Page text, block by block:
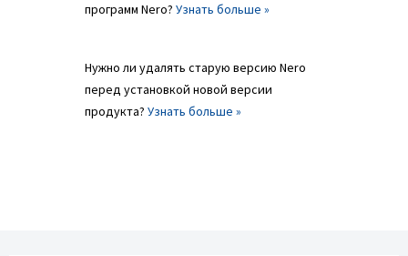
программ Nero? Узнать больше »
Нужно ли удалять старую версию Nero
перед установкой новой версии
продукта? Узнать больше »